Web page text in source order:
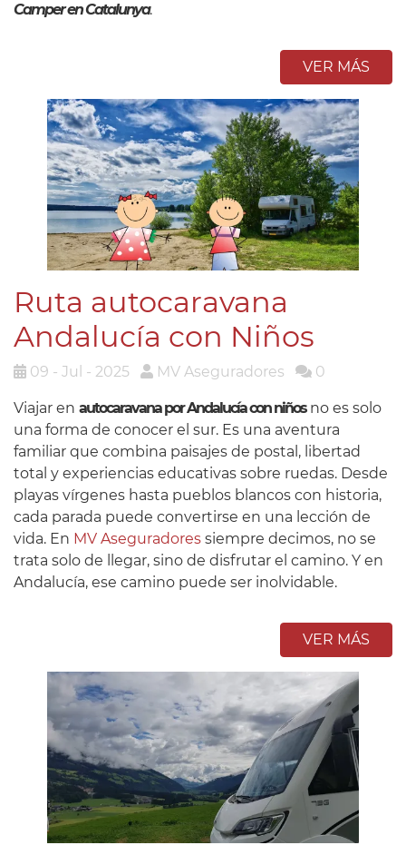
Camper en Catalunya.
VER MÁS
Ruta autocaravana
Andalucía con Niños
09 - Jul - 2025 MV Aseguradores 0
Viajar en autocaravana por Andalucía con niñosno es solo
una forma de conocer el sur. Es una aventura
familiar que combina paisajes de postal, libertad
total y experiencias educativas sobre ruedas. Desde
playas vírgenes hasta pueblos blancos con historia,
cada parada puede convertirse en una lección de
vida. En MV Aseguradores siempre decimos, no se
trata solo de llegar, sino de disfrutar el camino. Y en
Andalucía, ese camino puede ser inolvidable.
VER MÁS